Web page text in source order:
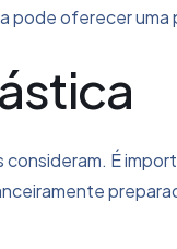
pode oferecer uma
É